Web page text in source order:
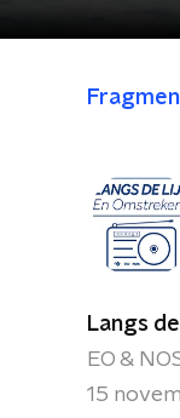
Langs
EO &
15